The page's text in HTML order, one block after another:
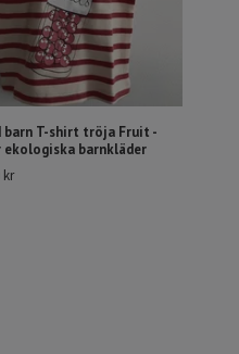
barn T-shirt tröja Fruit -
ekologiska barnkläder
kr